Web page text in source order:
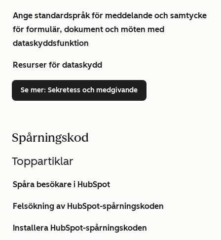
Ange standardspråk för meddelande och samtycke
för formulär, dokument och möten med
dataskyddsfunktion
Resurser för dataskydd
Se mer: Sekretess och medgivande
Spårningskod
Toppartiklar
Spåra besökare i HubSpot
Felsökning av HubSpot-spårningskoden
Installera HubSpot-spårningskoden